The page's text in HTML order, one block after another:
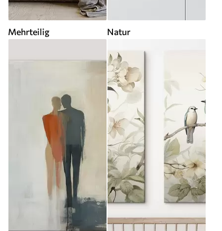
Mehrteilig Natur